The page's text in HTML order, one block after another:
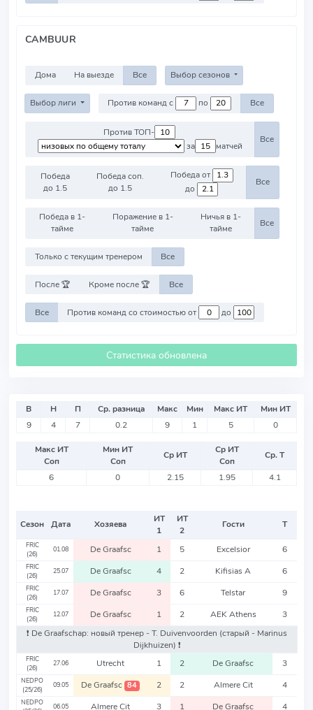
CAMBUUR
Дома На выезде Все Выбор сезонов
Выбор лиги Против команд с по Все
Против ТОП-
за
матчей
Все
Победа
до 1.5
Победа соп.
до 1.5
Победа от
до
Все
Победа в 1-
тайме
Поражение в 1-
тайме
Ничья в 1-
тайме
Все
Только с текущим тренером Все
После 🏆 Кроме после 🏆 Все
Все Против команд со стоимостью от до
Статистика обновлена
В Н П Ср. разница Макс Мин Макс ИТ
Мин ИТ
9
4 7 0.2 9 1 5 0
Макс ИТ
Соп
Мин ИТ
Соп
Ср ИТ
Ср ИТ
Соп
Ср. Т
6
0 2.15 1.95 4.1
Сезон Дата Хозяева
ИТ
1
ИТ
2
Гости Т
FRIC
(26)
01.08 De Graafsc 1 5 Excelsior 6
FRIC
(26)
25.07 De Graafsc 4 2 Kifisias A 6
FRIC
(26)
17.07 De Graafsc 3 6 Telstar 9
FRIC
(26)
12.07 De Graafsc 1 2 AEK Athens
3
❗️ De Graafschap: новый тренер - T. Duivenvoorden (старый - Marinus
Dijkhuizen) ❗️
FRIC
(26)
27.06 Utrecht 1 2 De Graafsc 3
NEDPO
(25/26)
09.05 De Graafsc 84 2 2 Almere Cit 4
NEDPO
06.05 Almere Cit 3 1 De Graafsc 4